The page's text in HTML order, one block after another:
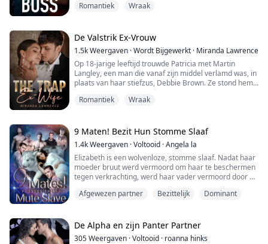
Na twee jaar huwelijk kan ze de realiteit niet langer
pijn veroorzaakt, de huidige eronder lijdt.
Daphne Murphy maakte geen ruzie, ze koos ervoor om
...
Romantiek Wraak
De Valstrik Ex-Vrouw
1.5kWeergaven ·Wordt Bijgewerkt · Miranda Lawrence
Op 18-jarige leeftijd trouwde Patricia met Martin
Langley, een man die vanaf zijn middel verlamd was, in
plaats van haar stiefzus, Debbie Brown. Ze stond hem
Ondanks hun tweejarige huwelijk en gezelschap,
Martin, om Debbie's ziekte te behandelen, negeerde
harteloos Patricia...
Romantiek Wraak
9 Maten! Bezit Hun Stomme Slaaf
1.4kWeergaven ·Voltooid ·Angela la
Elizabeth is een wolvenloze, stomme slaaf. Nadat haar
moeder bruut werd vermoord om haar te beschermen
tegen verkrachting, werd haar vader vermoord door de
Elizabeth verdroeg eindeloos pesten in de Zwarte
vriendje wanneer ze 18 werd.
Maar het lot speelde een wr...
Afgewezen partner Bezittelijk Dominant
De Alpha en zijn Panter Partner
305Weergaven ·Voltooid · roanna hinks